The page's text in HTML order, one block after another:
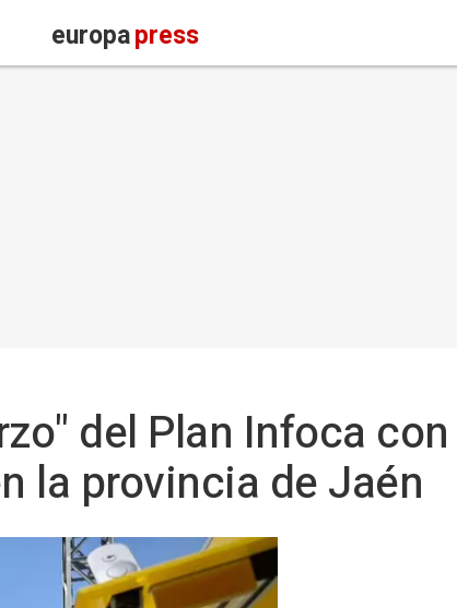
europapress
del Plan Infoca
la provincia de Jaén